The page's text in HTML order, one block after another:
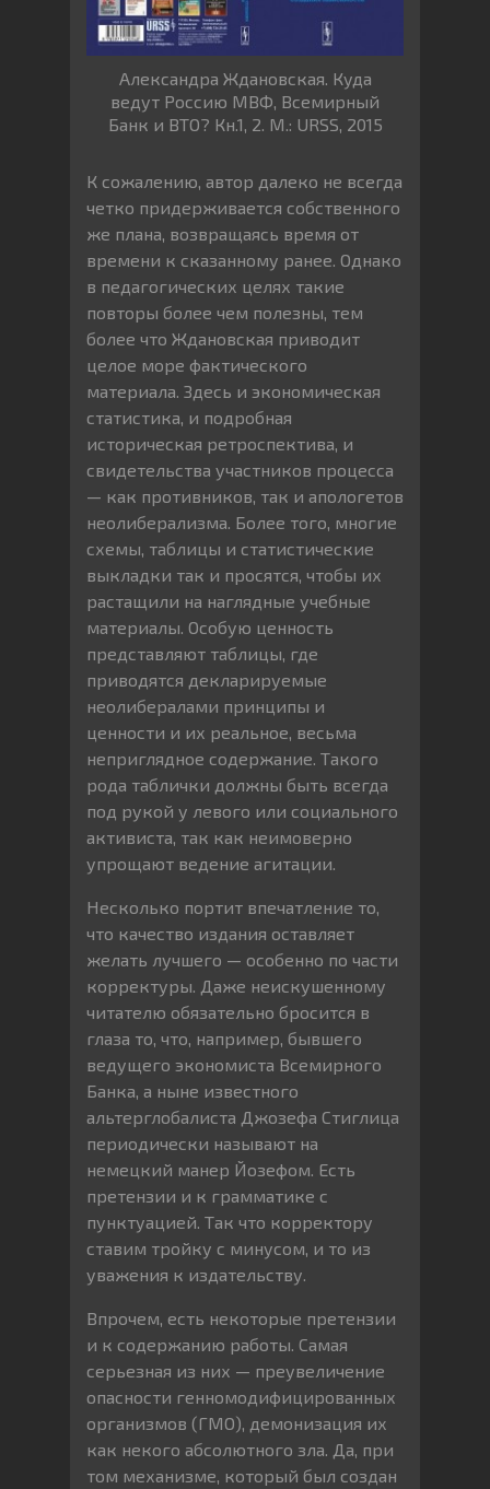
Александра Ждановская. Куда
ведут Россию МВФ, Всемирный
Банк и ВТО? Кн.1, 2. М.: URSS, 2015
К сожалению, автор далеко не всегда
четко придерживается собственного
же плана, возвращаясь время от
времени к сказанному ранее. Однако
в педагогических целях такие
повторы более чем полезны, тем
более что Ждановская приводит
целое море фактического
материала. Здесь и экономическая
статистика, и подробная
историческая ретроспектива, и
свидетельства участников процесса
— как противников, так и апологетов
неолиберализма. Более того, многие
схемы, таблицы и статистические
выкладки так и просятся, чтобы их
растащили на наглядные учебные
материалы. Особую ценность
представляют таблицы, где
приводятся декларируемые
неолибералами принципы и
ценности и их реальное, весьма
неприглядное содержание. Такого
рода таблички должны быть всегда
под рукой у левого или социального
активиста, так как неимоверно
упрощают ведение агитации.
Несколько портит впечатление то,
что качество издания оставляет
желать лучшего — особенно по части
корректуры. Даже неискушенному
читателю обязательно бросится в
глаза то, что, например, бывшего
ведущего экономиста Всемирного
Банка, а ныне известного
альтерглобалиста Джозефа Стиглица
периодически называют на
немецкий манер Йозефом. Есть
претензии и к грамматике с
пунктуацией. Так что корректору
ставим тройку с минусом, и то из
уважения к издательству.
Впрочем, есть некоторые претензии
и к содержанию работы. Самая
серьезная из них — преувеличение
опасности генномодифицированных
организмов (ГМО), демонизация их
как некого абсолютного зла. Да, при
том механизме, который был создан